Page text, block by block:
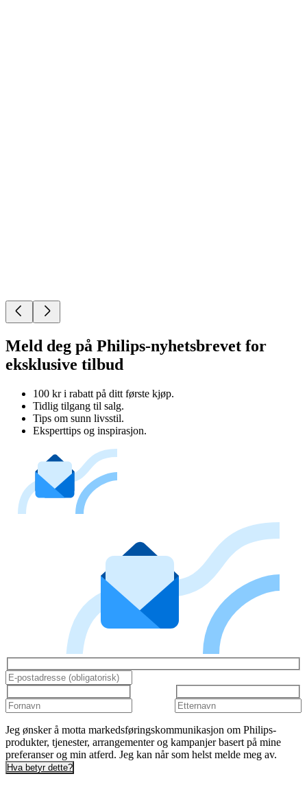
Meld deg på Philips-nyhetsbrevet for
eksklusive tilbud
100 kr i rabatt på ditt første kjøp.
Tidlig tilgang til salg.
Tips om sunn livsstil.
Eksperttips og inspirasjon.
Jeg ønsker å motta markedsføringskommunikasjon om Philips-
produkter, tjenester, arrangementer og kampanjer basert på mine
preferanser og min atferd. Jeg kan når som helst melde meg av.
Hva betyr dette?